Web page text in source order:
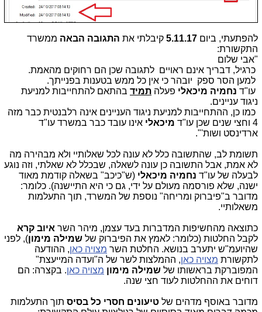
להפתעתי, ביום 5.11.17 קיבלתי את התגובה הבאה ממשרד
התקשורת:
"אבי שלום
כרגיל, דבריך אינם ראויים לתגובה שכן הם רחוקים מהאמת.
למען הסר ספק יובהר כי אין כל ממש בטענות בפנייתך.
עו"ד נחמיה מיכאלי פעלה תמיד בהתאם להתחייבות למניעת
ניגוד עניינים.
כמו כן, ההתחייבות למניעת ניגוד העניינים אינה רלבנטית כבר מזה
4 וחצי שנים שכן עו"ד
מיכאלי אינו עובד כבר במשרד עו"ד
ארדינסט ושות'".
תשומת לב, שהתשובה כלל לא עונה לכל שאלותיי ולא מבהירה מה
לא אמת, אבל התשובה כן עונה לשאלה, שבכלל לא שאלתי, וזה נוגע
לבעלה של עו"ד נחמיה מיכאלי (ש"כיכב" בשאלה קודמת מאוד
ישנה, שלא פורסמה מעולם על ידי, גם כי היא התיישנה). כלומר:
מדובר ב"פיברוק ומריחה" נוספת של המשרד, תוך התעלמות
משאלותיי.
כתוצאה מהחשיפות המדברות בעד עצמן, מיהר השר איוב קרא
לקבל החלטות (כלומר: לאמץ את הפיברוק של שמילה מימון), לפני
שהיועמ"ש יתערב בנושא. החלטת השר מצויה כאן, ההודעה
לתקשורת מצויה כאן, ההמלצות לשר של ה"ועדה המייעצת"
המפוברקת בראשותו של שמילה מימון מצויה כאן. בקצרה: הם
דוחים את ההחלטות לעוד חצי שנה.
מדובר באוסף מדהים של טיעונים חסרי כל בסיס תוך התעלמות